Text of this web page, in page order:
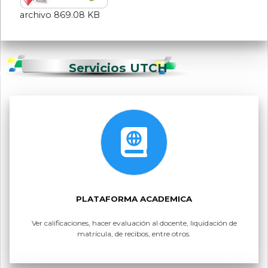
archivo 869.08 KB
Servicios UTCH
PLATAFORMA ACADEMICA
Ver calificaciones, hacer evaluación al docente, liquidación de
matrícula, de recibos, entre otros.